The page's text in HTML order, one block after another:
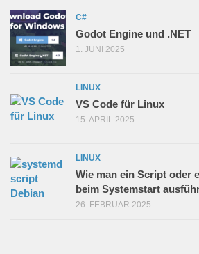
C#
Godot Engine und .NET
1. JUNI 2025
LINUX
VS Code für Linux
15. APRIL 2025
LINUX
Wie man ein Script oder
beim Systemstart
26. FEBRUAR 2025